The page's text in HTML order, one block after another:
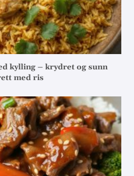
kylling – krydret og sunn
med ris